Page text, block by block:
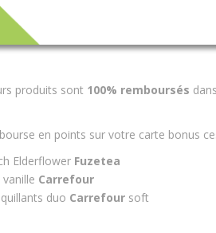
produits sont 100% remboursés
en points sur votre carte bonus
Elderflower Fuzetea
Carrefour
duo Carrefour soft